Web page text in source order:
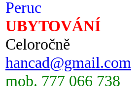
Peruc
UBYTOVÁNÍ
Celoročně
hancad@gmail.com
mob. 777 066 738